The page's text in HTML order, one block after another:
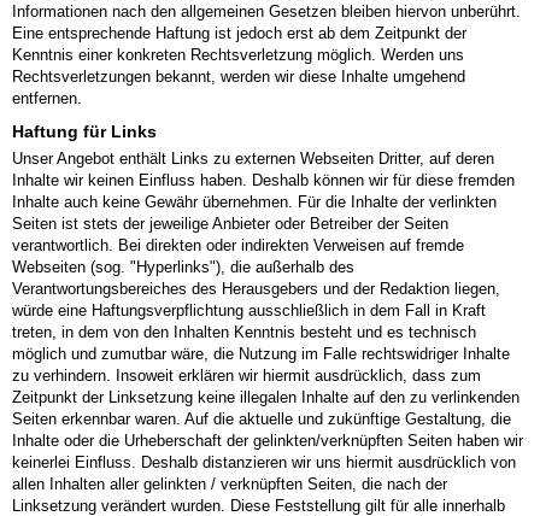
Informationen nach den allgemeinen Gesetzen bleiben hiervon unberührt.
Eine entsprechende Haftung ist jedoch erst ab dem Zeitpunkt der
Kenntnis einer konkreten Rechtsverletzung möglich. Werden uns
Rechtsverletzungen bekannt, werden wir diese Inhalte umgehend
entfernen.
Haftung für Links
Unser Angebot enthält Links zu externen Webseiten Dritter, auf deren
Inhalte wir keinen Einfluss haben. Deshalb können wir für diese fremden
Inhalte auch keine Gewähr übernehmen. Für die Inhalte der verlinkten
Seiten ist stets der jeweilige Anbieter oder Betreiber der Seiten
verantwortlich. Bei direkten oder indirekten Verweisen auf fremde
Webseiten (sog. "Hyperlinks"), die außerhalb des
Verantwortungsbereiches des Herausgebers und der Redaktion liegen,
würde eine Haftungsverpflichtung ausschließlich in dem Fall in Kraft
treten, in dem von den Inhalten Kenntnis besteht und es technisch
möglich und zumutbar wäre, die Nutzung im Falle rechtswidriger Inhalte
zu verhindern. Insoweit erklären wir hiermit ausdrücklich, dass zum
Zeitpunkt der Linksetzung keine illegalen Inhalte auf den zu verlinkenden
Seiten erkennbar waren. Auf die aktuelle und zukünftige Gestaltung, die
Inhalte oder die Urheberschaft der gelinkten/verknüpften Seiten haben wir
keinerlei Einfluss. Deshalb distanzieren wir uns hiermit ausdrücklich von
allen Inhalten aller gelinkten / verknüpften Seiten, die nach der
Linksetzung verändert wurden. Diese Feststellung gilt für alle innerhalb